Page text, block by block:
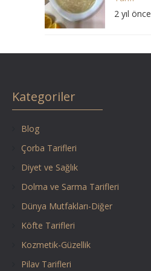
2 yıl önce
Kategoriler
Blog
Çorba Tarifleri
Diyet ve Sağlık
Dolma ve Sarma Tarifleri
Dünya Mutfakları-Diğer
Köfte Tarifleri
Kozmetik-Güzellik
Pilav Tarifleri